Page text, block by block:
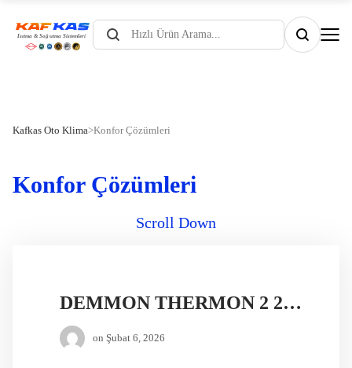
Products
search
Kafkas Oto Klima>Konfor Çözümleri
Konfor Çözümleri
Scroll Down
DEMMON THERMON 2 24V DİZEL ISITICI
on Şubat 6, 2026